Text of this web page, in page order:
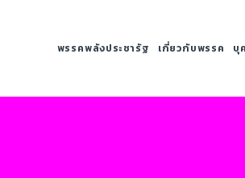
พรรคพลังประชารัฐ เกี่ยวกับพรรค บุ